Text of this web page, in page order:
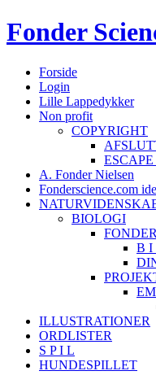
Fonder
Forside
Login
Lille Lappedykker
Non profit
COPYRIGHT
ESCAPE
A. Fonder Nielsen
Fonderscience.com
BIOLOGI
B I
ILLUSTRATIONER
ORDLISTER
S P I L
HUNDESPILLET